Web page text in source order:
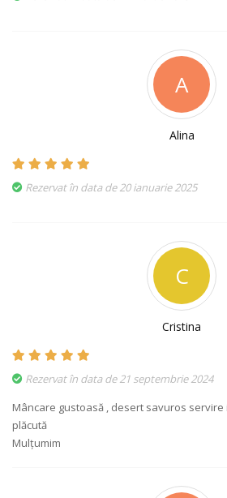
A
Alina
Rezervat în data de 20 ianuarie 2025
C
Cristina
Rezervat în data de 21 septembrie 2024
Mâncare gustoasă , desert savuros
plăcută
Mulțumim